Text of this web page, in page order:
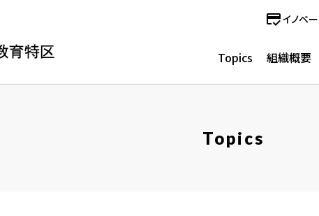
イノベ
Topics 組織概要
Topics